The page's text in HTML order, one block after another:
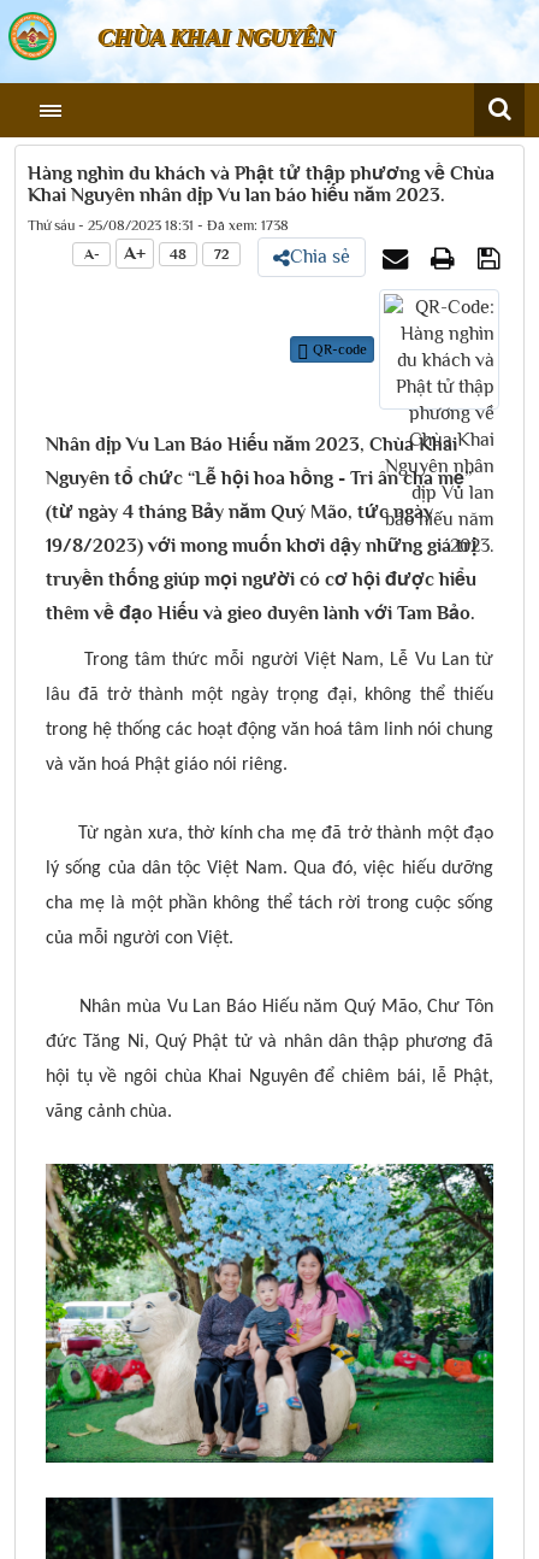
CHÙA KHAI NGUYÊN
Hàng nghìn du khách và Phật tử thập phương về Chùa
Khai Nguyên nhân dịp Vu lan báo hiếu năm 2023.
Thứ sáu - 25/08/2023 18:31 - Đã xem: 1738
A-
A+ 48 72 Chia sẻ
QR-code
Nhân dịp Vu Lan Báo Hiếu năm 2023, Chùa Khai
Nguyên tổ chức “Lễ hội hoa hồng - Tri ân cha mẹ”
(từ ngày 4 tháng Bảy năm Quý Mão, tức ngày
19/8/2023) với mong muốn khơi dậy những giá trị
truyền thống giúp mọi người có cơ hội được hiểu
thêm về đạo Hiếu và gieo duyên lành với Tam Bảo.
Trong tâm thức mỗi người Việt Nam, Lễ Vu Lan từ
lâu đã trở thành một ngày trọng đại, không thể thiếu
trong hệ thống các hoạt động văn hoá tâm linh nói chung
và văn hoá Phật giáo nói riêng.
Từ ngàn xưa, thờ kính cha mẹ đã trở thành một đạo
lý sống của dân tộc Việt Nam. Qua đó, việc hiếu dưỡng
cha mẹ là một phần không thể tách rời trong cuộc sống
của mỗi người con Việt.
Nhân mùa Vu Lan Báo Hiếu năm Quý Mão, Chư Tôn
đức Tăng Ni, Quý Phật tử và nhân dân thập phương đã
hội tụ về ngôi chùa Khai Nguyên để chiêm bái, lễ Phật,
vãng cảnh chùa.